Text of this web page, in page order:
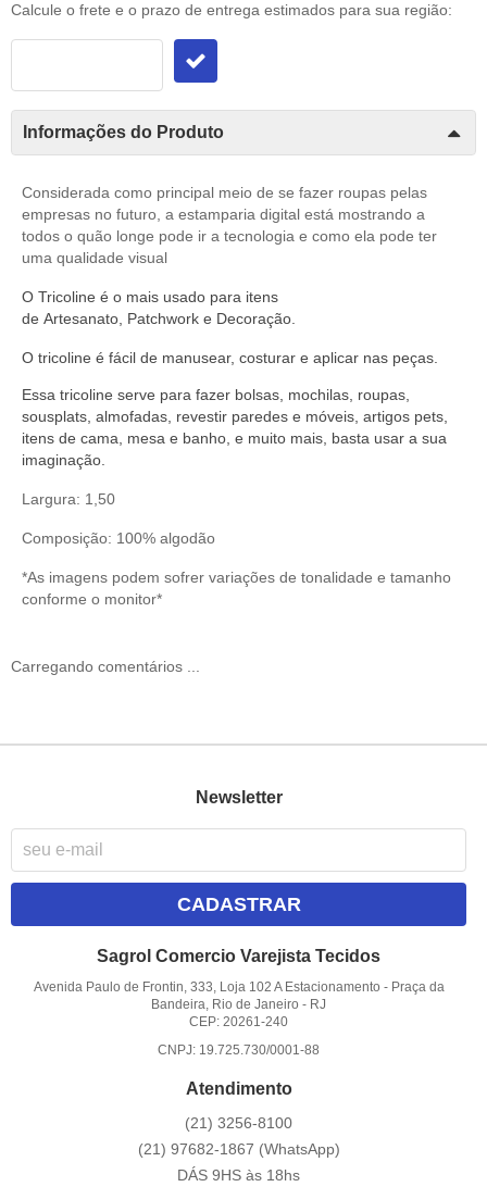
Calcule o frete e o prazo de entrega estimados para sua região:
Informações do Produto
Considerada como principal meio de se fazer roupas pelas
empresas no futuro, a estamparia digital está mostrando a
todos o quão longe pode ir a tecnologia e como ela pode ter
uma qualidade visual
O Tricoline é o mais usado para itens
de Artesanato Patchwork e Decoração
O tricoline é fácil de manusear, costurar e aplicar nas peças.
Essa tricoline serve para fazer bolsas, mochilas, roupas,
sousplats, almofadas, revestir paredes e móveis, artigos pets,
itens de cama, mesa e banho, e muito mais, basta usar a sua
imaginação.
Largura: 1,50
Composição: 100% algodão
*As imagens podem sofrer variações de tonalidade e tamanho
conforme o monitor*
Carregando comentários ...
Newsletter
CADASTRAR
Sagrol Comercio Varejista Tecidos
Avenida Paulo de Frontin, 333, Loja 102 A Estacionamento - Praça da
Bandeira, Rio de Janeiro - RJ
CEP: 20261-240
CNPJ: 19.725.730/0001-88
Atendimento
(21) 3256-8100
(21) 97682-1867 (WhatsApp)
DÁS 9HS às 18hs